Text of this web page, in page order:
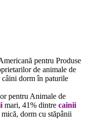
pentru Produse
de animale de
câini dorm în paturile
pentru Animale de
mari, 41% dintre cainii
dorm cu stăpânii